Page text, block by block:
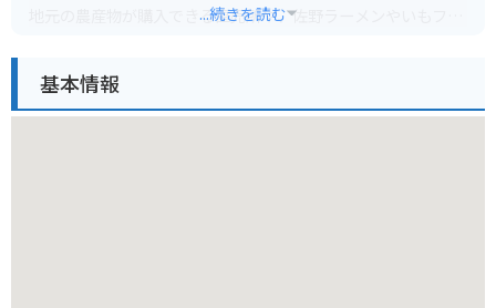
地元の農産物が購入できる直売所や、佐野ラーメンやいもフラ
特に、バイクツーリングの休憩場所として人気があり、多くの
ライダーが集まります。駐車場も広く、休憩 facilities も充実
...続きを読む
基本情報